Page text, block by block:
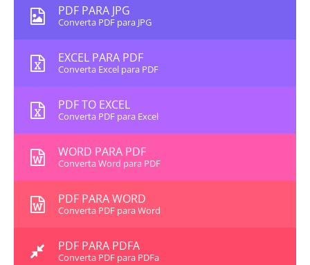
PDF PARA JPG
Converta PDF para JPG
EXCEL PARA PDF
Converta Excel para PDF
PDF TO EXCEL
Converta PDF para Excel
WORD PARA PDF
Converta Word para PDF
PDF PARA WORD
Converta PDF para Word
PDF PARA PDFA
Converta PDF para PDFa